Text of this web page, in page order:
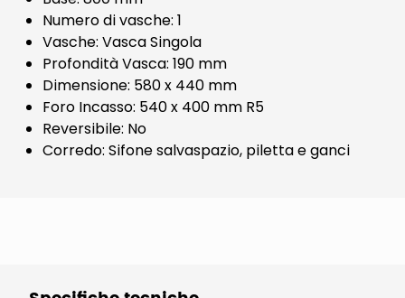
Numero di vasche: 1
Vasche: Vasca Singola
Profondità Vasca: 190 mm
Dimensione: 580 x 440 mm
Foro Incasso: 540 x 400 mm R5
Reversibile: No
Corredo: Sifone salvaspazio, piletta e ganci